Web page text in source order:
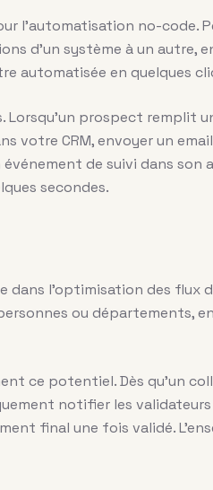
l’automatisation no-code.
d’un système à un autre,
automatisée en quelques
prospect remplit
votre CRM, envoyer un
de suivi dans son
secondes.
dans l’optimisation des flux
ou départements,
ce potentiel. Dès qu’un
notifier les validateurs
final une fois validé.